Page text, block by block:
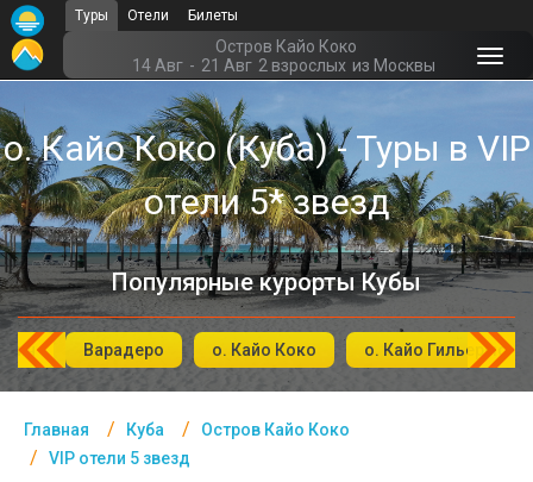
Туры Отели Билеты
Остров Кайо Коко
14 Авг - 21 Авг 2 взрослых из Москвы
о. Кайо Коко (Куба) - Туры в VIP
отели 5* звезд
Популярные курорты Кубы
Варадеро о. Кайо Коко о. Кайо Гильермо
Главная Куба
Остров Кайо Коко
VIP отели 5 звезд
Главная
Офис г. Москва
Помощь
Подборки отелей
Турция
Таиланд
Египет